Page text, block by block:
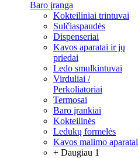
Baro įranga
Kokteiliniai trintuvai
Sulčiaspaudės
Dispenseriai
Kavos aparatai ir jų
priedai
Ledo smulkintuvai
Virduliai /
Perkoliatoriai
Termosai
Baro įrankiai
Kokteilinės
Ledukų formelės
Kavos malimo aparatai
+ Daugiau 1